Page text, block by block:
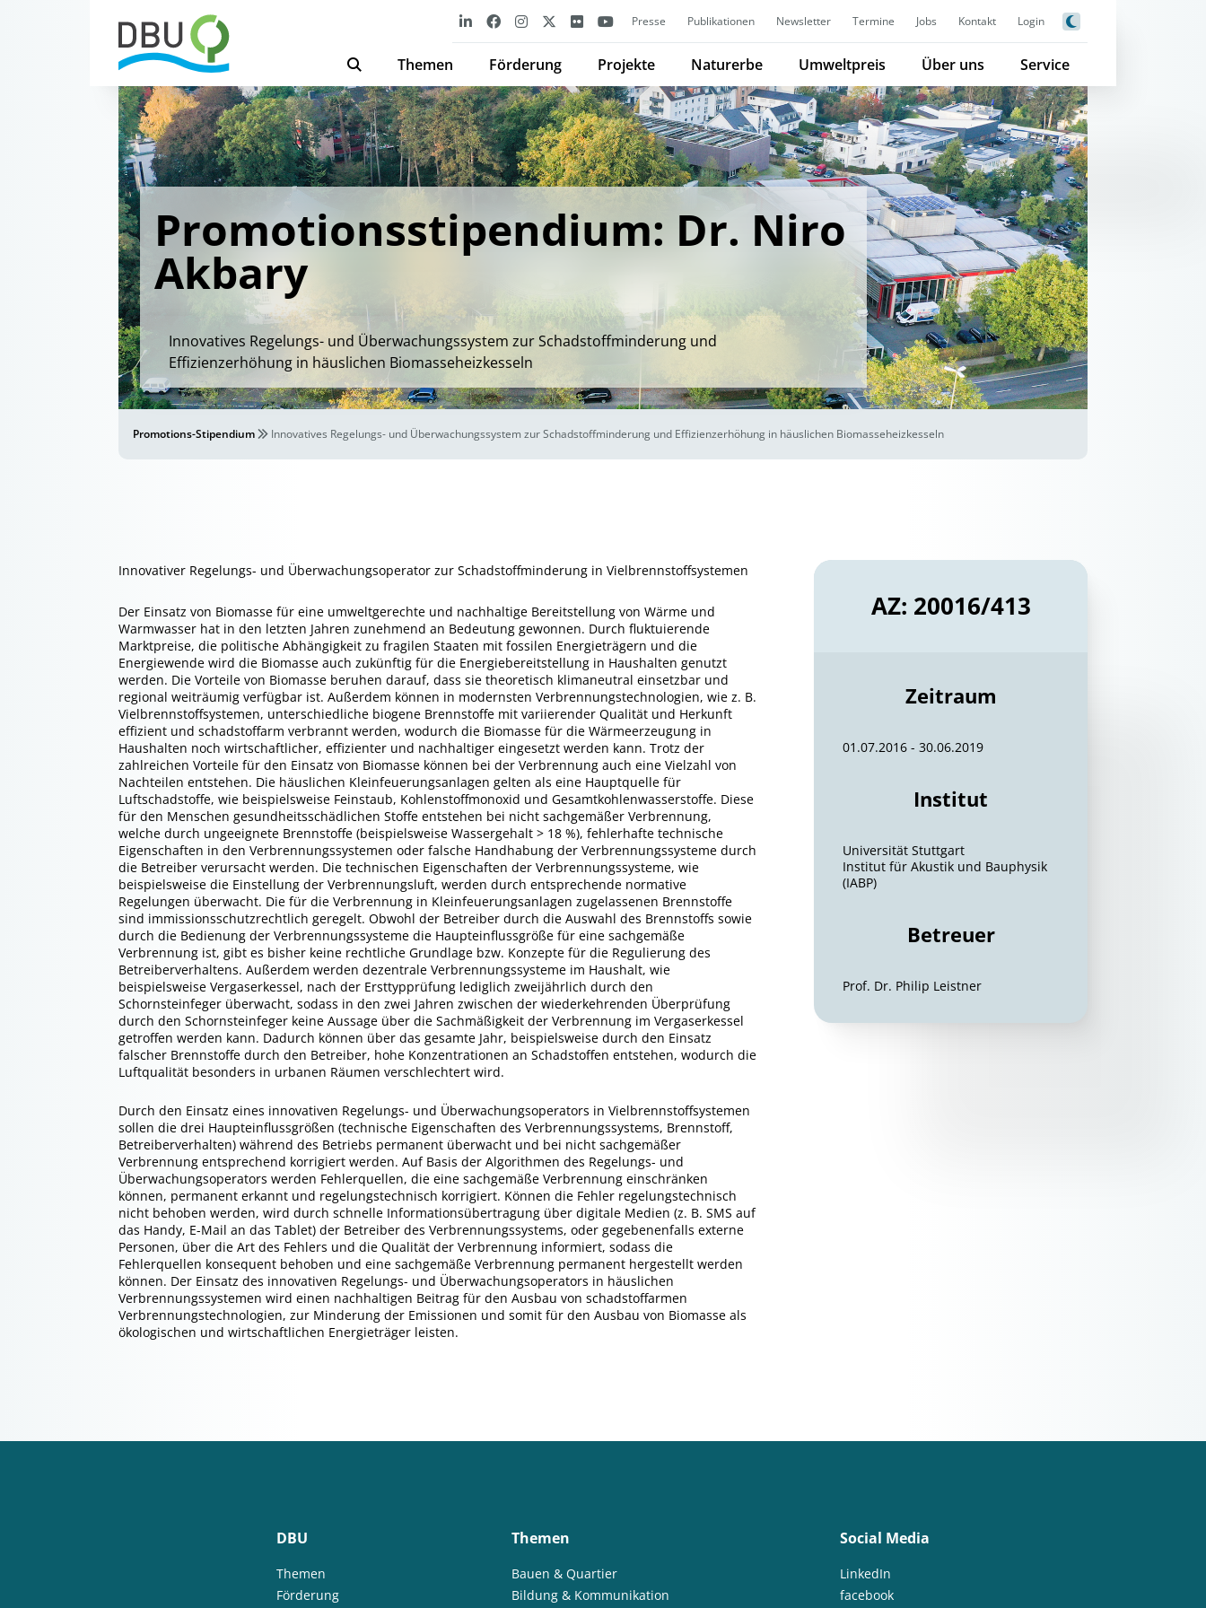
Presse Publikationen Newsletter Termine Jobs Kontakt Login
Themen Förderung Projekte Naturerbe Umweltpreis Über uns Service
Promotionsstipendium: Dr. Niro
Akbary
Innovatives Regelungs- und Überwachungssystem zur Schadstoffminderung und
Effizienzerhöhung in häuslichen Biomasseheizkesseln
Promotions-Stipendium Innovatives Regelungs- und Überwachungssystem zur Schadstoffminderung und Effizienzerhöhung in häuslichen Biomasseheizkesseln
Innovativer Regelungs- und Überwachungsoperator zur Schadstoffminderung in Vielbrennstoffsystemen
Der Einsatz von Biomasse für eine umweltgerechte und nachhaltige Bereitstellung von Wärme und
Warmwasser hat in den letzten Jahren zunehmend an Bedeutung gewonnen. Durch fluktuierende
Marktpreise, die politische Abhängigkeit zu fragilen Staaten mit fossilen Energieträgern und die
Energiewende wird die Biomasse auch zukünftig für die Energiebereitstellung in Haushalten genutzt
werden. Die Vorteile von Biomasse beruhen darauf, dass sie theoretisch klimaneutral einsetzbar und
regional weiträumig verfügbar ist. Außerdem können in modernsten Verbrennungstechnologien, wie z. B.
Vielbrennstoffsystemen, unterschiedliche biogene Brennstoffe mit variierender Qualität und Herkunft
effizient und schadstoffarm verbrannt werden, wodurch die Biomasse für die Wärmeerzeugung in
Haushalten noch wirtschaftlicher, effizienter und nachhaltiger eingesetzt werden kann. Trotz der
zahlreichen Vorteile für den Einsatz von Biomasse können bei der Verbrennung auch eine Vielzahl von
Nachteilen entstehen. Die häuslichen Kleinfeuerungsanlagen gelten als eine Hauptquelle für
Luftschadstoffe, wie beispielsweise Feinstaub, Kohlenstoffmonoxid und Gesamtkohlenwasserstoffe. Diese
für den Menschen gesundheitsschädlichen Stoffe entstehen bei nicht sachgemäßer Verbrennung,
welche durch ungeeignete Brennstoffe (beispielsweise Wassergehalt > 18 %), fehlerhafte technische
Eigenschaften in den Verbrennungssystemen oder falsche Handhabung der Verbrennungssysteme durch
die Betreiber verursacht werden. Die technischen Eigenschaften der Verbrennungssysteme, wie
beispielsweise die Einstellung der Verbrennungsluft, werden durch entsprechende normative
Regelungen überwacht. Die für die Verbrennung in Kleinfeuerungsanlagen zugelassenen Brennstoffe
sind immissionsschutzrechtlich geregelt. Obwohl der Betreiber durch die Auswahl des Brennstoffs sowie
durch die Bedienung der Verbrennungssysteme die Haupteinflussgröße für eine sachgemäße
Verbrennung ist, gibt es bisher keine rechtliche Grundlage bzw. Konzepte für die Regulierung des
Betreiberverhaltens. Außerdem werden dezentrale Verbrennungssysteme im Haushalt, wie
beispielsweise Vergaserkessel, nach der Ersttypprüfung lediglich zweijährlich durch den
Schornsteinfeger überwacht, sodass in den zwei Jahren zwischen der wiederkehrenden Überprüfung
durch den Schornsteinfeger keine Aussage über die Sachmäßigkeit der Verbrennung im Vergaserkessel
getroffen werden kann. Dadurch können über das gesamte Jahr, beispielsweise durch den Einsatz
falscher Brennstoffe durch den Betreiber, hohe Konzentrationen an Schadstoffen entstehen, wodurch die
Luftqualität besonders in urbanen Räumen verschlechtert wird.
Durch den Einsatz eines innovativen Regelungs- und Überwachungsoperators in Vielbrennstoffsystemen
sollen die drei Haupteinflussgrößen (technische Eigenschaften des Verbrennungssystems, Brennstoff,
Betreiberverhalten) während des Betriebs permanent überwacht und bei nicht sachgemäßer
Verbrennung entsprechend korrigiert werden. Auf Basis der Algorithmen des Regelungs- und
Überwachungsoperators werden Fehlerquellen, die eine sachgemäße Verbrennung einschränken
können, permanent erkannt und regelungstechnisch korrigiert. Können die Fehler regelungstechnisch
nicht behoben werden, wird durch schnelle Informationsübertragung über digitale Medien (z. B. SMS auf
das Handy, E-Mail an das Tablet) der Betreiber des Verbrennungssystems, oder gegebenenfalls externe
Personen, über die Art des Fehlers und die Qualität der Verbrennung informiert, sodass die
Fehlerquellen konsequent behoben und eine sachgemäße Verbrennung permanent hergestellt werden
können. Der Einsatz des innovativen Regelungs- und Überwachungsoperators in häuslichen
Verbrennungssystemen wird einen nachhaltigen Beitrag für den Ausbau von schadstoffarmen
Verbrennungstechnologien, zur Minderung der Emissionen und somit für den Ausbau von Biomasse als
ökologischen und wirtschaftlichen Energieträger leisten.
AZ: 20016/413
Zeitraum
01.07.2016 - 30.06.2019
Institut
Universität Stuttgart
Institut für Akustik und Bauphysik
(IABP)
Betreuer
Prof. Dr. Philip Leistner
DBU
Themen
Förderung
Themen
Bauen & Quartier
Bildung & Kommunikation
Social Media
LinkedIn
facebook